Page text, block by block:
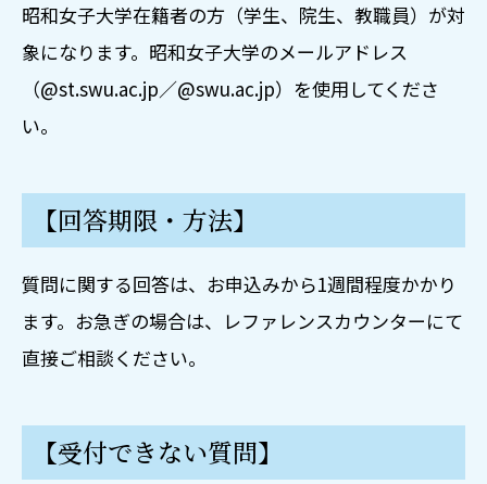
昭和女子大学在籍者の方（学生、院生、教職員）が対
象になります。昭和女子大学のメールアドレス
（@st.swu.ac.jp／@swu.ac.jp）を使用してくださ
い。
【回答期限・方法】
質問に関する回答は、お申込みから1週間程度かかり
ます。お急ぎの場合は、レファレンスカウンターにて
直接ご相談ください。
【受付できない質問】
テンプル大学ジャパンキャンパス（TUJ）
世田谷6大学横断検索
雑誌記事・学位論文
心理学
歴史・人物
地図・地誌関係
自然科学
技術・工学・産業
言語・文学
科・国際学科
ビジネスデザイン学科・会計ファイナンス学科
心理学科
環境デザイン学科
健康デザイン学科・管理栄養学科・食安全マネジメント学
科
図書館ガイダンス・講習会
レポート・論文作成ガイド
統計・社会調査
論文・レポート作成に役立つ参考リンク
文献管理ツール
著作権、引用・参考文献の書き方
複写代行・配送貸出サービス
セルフラーニング
資料別
蔵書検索の方法
図書館ツアー・利用案内
電子資料の利用について
文献複写依頼方法
キャリア支援
図書館紹介
デジタルアーカイブご利用案内
図書館展示一覧
過去の展示一覧
図書館方針・規程類